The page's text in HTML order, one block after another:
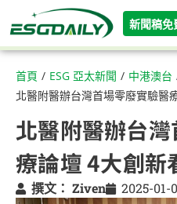
新聞稿免
首頁 / ESG 亞太新聞 / 中港澳台
北醫附醫辦台灣首場零廢實驗醫
北醫附醫辦台
療論壇 4大創新
撰文： Ziven 2025-01-